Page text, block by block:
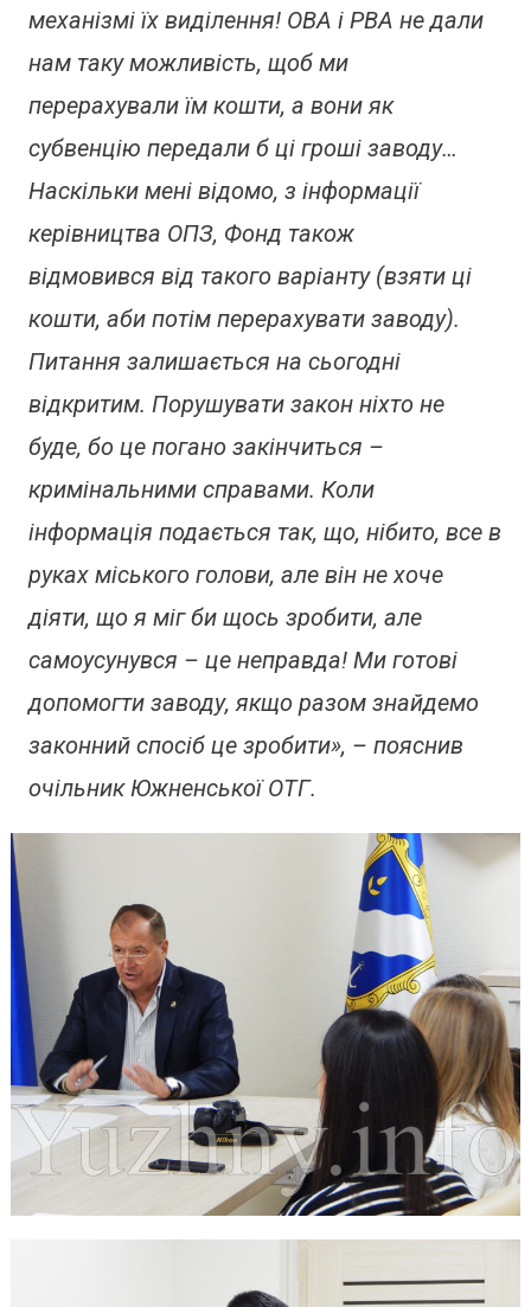
механізмі їх виділення! ОВА і РВА не дали
нам таку можливість, щоб ми
перерахували їм кошти, а вони як
субвенцію передали б ці гроші заводу…
Наскільки мені відомо, з інформації
керівництва ОПЗ, Фонд також
відмовився від такого варіанту (взяти ці
кошти, аби потім перерахувати заводу).
Питання залишається на сьогодні
відкритим. Порушувати закон ніхто не
буде, бо це погано закінчиться –
кримінальними справами. Коли
інформація подається так, що, нібито, все в
руках міського голови, але він не хоче
діяти, що я міг би щось зробити, але
самоусунувся – це неправда! Ми готові
допомогти заводу, якщо разом знайдемо
законний спосіб це зробити», – пояснив
очільник Южненської ОТГ.